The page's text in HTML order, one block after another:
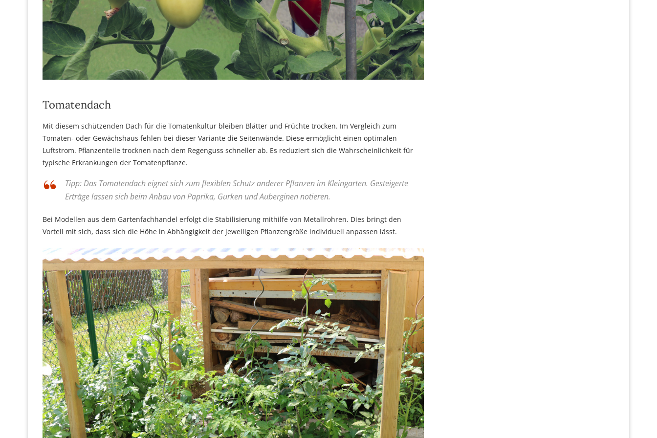
Tomatendach
Mit diesem schützenden Dach für die Tomatenkultur bleiben Blätter und Früchte trocken. Im Vergleich zum
Tomaten- oder Gewächshaus fehlen bei dieser Variante die Seitenwände. Diese ermöglicht einen optimalen
Luftstrom. Pflanzenteile trocknen nach dem Regenguss schneller ab. Es reduziert sich die Wahrscheinlichkeit für
typische Erkrankungen der Tomatenpflanze.
Tipp: Das Tomatendach eignet sich zum flexiblen Schutz anderer Pflanzen im Kleingarten. Gesteigerte
Erträge lassen sich beim Anbau von Paprika, Gurken und Auberginen notieren.
Bei Modellen aus dem Gartenfachhandel erfolgt die Stabilisierung mithilfe von Metallrohren. Dies bringt den
Vorteil mit sich, dass sich die Höhe in Abhängigkeit der jeweiligen Pflanzengröße individuell anpassen lässt.